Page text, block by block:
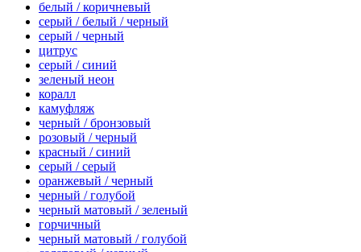
белый / коричневый
серый / белый / черный
серый / черный
цитрус
серый / синий
зеленый неон
коралл
камуфляж
черный / бронзовый
розовый / черный
красный / синий
серый / серый
оранжевый / черный
черный / голубой
черный матовый / зеленый
горчичный
черный матовый / голубой